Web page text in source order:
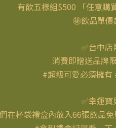
有飲五樣組$500 「任意購
㊙飲品單
✅台中
消費即贈送品牌
#超級可愛必須擁有
✅幸運寶
在杯袋禮盒內放入66張飲品